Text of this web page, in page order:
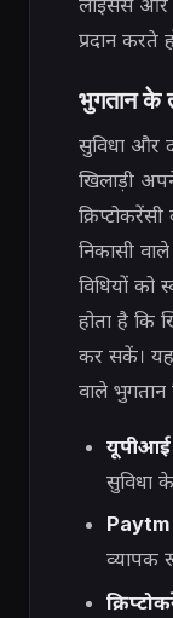
लाइसेंस और
प्रदान करते
भुगतान के
सुविधा और
खिलाड़ी
निकासी
विधियों को
होता है कि
कर सकें।
वाले
यूपीआई
सुविधा
Paytm
व्यापक